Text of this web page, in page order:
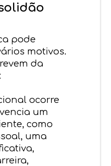
pode
motivos.
da
ocorre
um
como
uma